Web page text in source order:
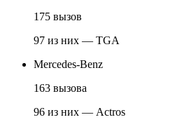
175 вызов
97 из них — TGA
Mercedes-Benz
163 вызова
96 из них — Actros